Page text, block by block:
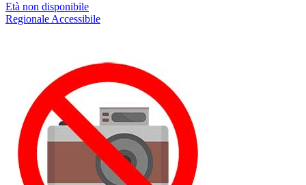
Età non disponibile
Regionale Accessibile